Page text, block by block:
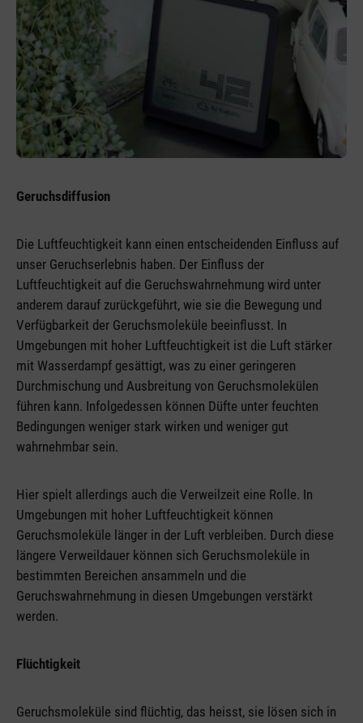
Geruchsdiffusion
Die Luftfeuchtigkeit kann einen entscheidenden Einfluss auf
unser Geruchserlebnis haben. Der Einfluss der
Luftfeuchtigkeit auf die Geruchswahrnehmung wird unter
anderem darauf zurückgeführt, wie sie die Bewegung und
Verfügbarkeit der Geruchsmoleküle beeinflusst. In
Umgebungen mit hoher Luftfeuchtigkeit ist die Luft stärker
mit Wasserdampf gesättigt, was zu einer geringeren
Durchmischung und Ausbreitung von Geruchsmolekülen
führen kann. Infolgedessen können Düfte unter feuchten
Bedingungen weniger stark wirken und weniger gut
wahrnehmbar sein.
Hier spielt allerdings auch die Verweilzeit eine Rolle. In
Umgebungen mit hoher Luftfeuchtigkeit können
Geruchsmoleküle länger in der Luft verbleiben. Durch diese
längere Verweildauer können sich Geruchsmoleküle in
bestimmten Bereichen ansammeln und die
Geruchswahrnehmung in diesen Umgebungen verstärkt
werden.
Flüchtigkeit
Geruchsmoleküle sind flüchtig, das heisst, sie lösen sich in